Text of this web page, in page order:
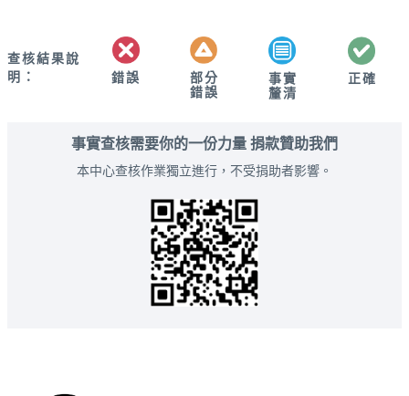
查核結果說
明：
錯誤
部分
錯誤
事實
釐清
正確
事實查核需要你的一份力量 捐款贊助我們
本中心查核作業獨立進行，不受捐助者影響。